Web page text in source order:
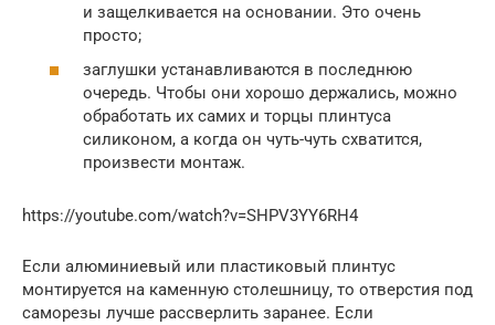
и защелкивается на основании. Это очень
просто;
заглушки устанавливаются в последнюю
очередь. Чтобы они хорошо держались, можно
обработать их самих и торцы плинтуса
силиконом, а когда он чуть-чуть схватится,
произвести монтаж.
https://youtube.com/watch?v=SHPV3YY6RH4
Если алюминиевый или пластиковый плинтус
монтируется на каменную столешницу, то отверстия под
саморезы лучше рассверлить заранее. Если